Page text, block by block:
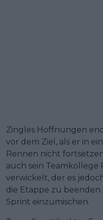
Zingles Hoffnungen
vor dem Ziel, als er in
Rennen nicht
auch sein Teamkollege
verwickelt, der es
die Etappe zu beenden
Sprint einzumischen.